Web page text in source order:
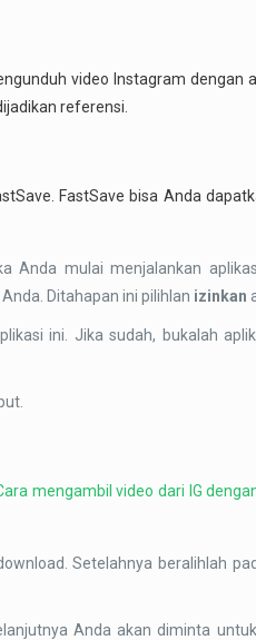
video Instagram dengan
referensi.
FastSave bisa Anda
Anda mulai menjalankan
Ditahapan ini pilihlan izinkan
ini. Jika sudah, bukalah
mengambil video dari IG
Setelahnya beralihlah
Anda akan diminta untuk